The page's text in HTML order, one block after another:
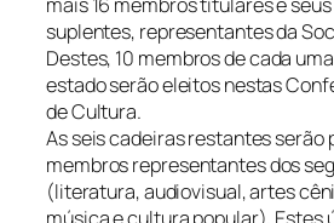
mais 16 membros titulares e
suplentes, representantes da
Destes, 10 membros de cada
estado serão eleitos nestas
de Cultura.
As seis cadeiras restantes serão
membros representantes dos
(literatura, audiovisual, artes